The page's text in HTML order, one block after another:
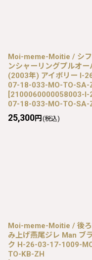
Moi-meme-Moitie / シ
ンシャーリングプルオー
(2003年) アイボリー I-
07-18-033-MO-TO-SA-
[2100060000058003-I-
07-18-033-MO-TO-SA-
25,300円 (税込)
Moi-meme-Moitie / 後
み上げ燕尾ジレ Man ブ
ク H-26-03-17-1009-
TO-KB-ZH